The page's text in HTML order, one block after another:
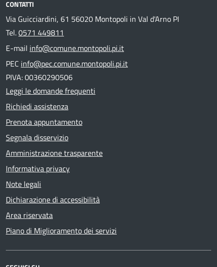
CONTATTI
Via Guicciardini, 61 56020 Montopoli in Val d'Arno PI
Tel.0571 449811
E-mail info@comune.montopoli.pi.it
PEC info@pec.comune.montopoli.pi.it
PIVA: 00360290506
Leggi le domande frequenti
Richiedi assistenza
Prenota appuntamento
Segnala disservizio
Amministrazione trasparente
Informativa privacy
Note legali
Dichiarazione di accessibilità
Area riservata
Piano di Miglioramento dei servizi